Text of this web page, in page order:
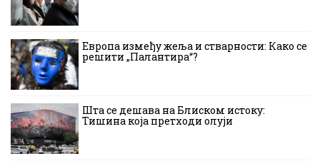
Европа између жеља и стварности: Како се
решити „Палантира“?
Шта се дешава на Блиском истоку:
Тишина која претходи олуји